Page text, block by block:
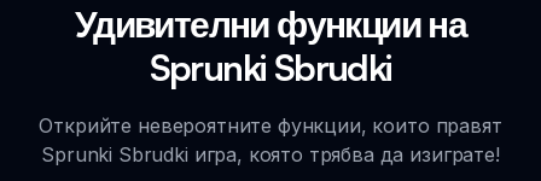
Удивителни функции на
Sprunki Sbrudki
Открийте невероятните функции, които правят
Sprunki Sbrudki игра, която трябва да изиграте!